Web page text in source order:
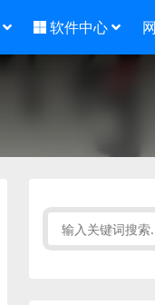
软件中心